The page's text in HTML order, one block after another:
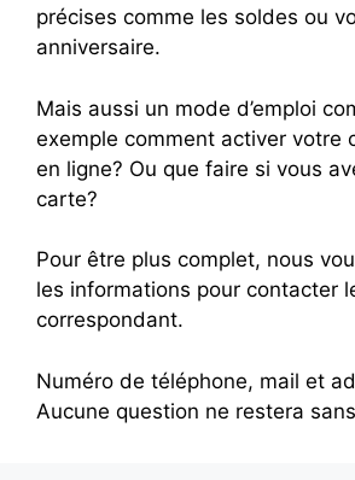
précises comme les soldes ou
anniversaire.
Mais aussi un mode d’emploi
exemple comment activer votre
en ligne? Ou que faire si vous
carte?
Pour être plus complet, nous
les informations pour contacter
correspondant.
Numéro de téléphone, mail et
Aucune question ne restera